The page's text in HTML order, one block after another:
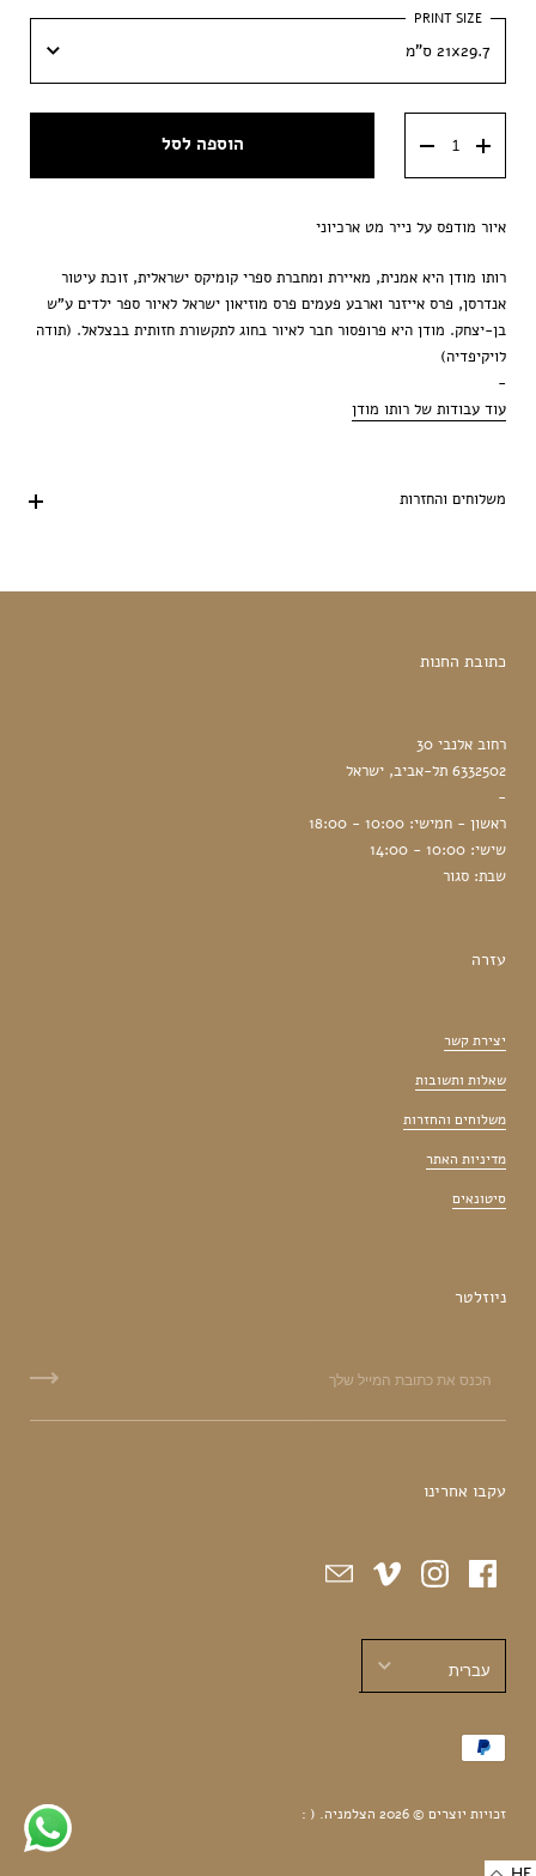
21x29.7 ס"מ
29.7x42 ס"מ הוספה לסל
איור מודפס על נייר מט ארכיוני
רותו מודן היא אמנית, מאיירת ומחברת ספרי קומיקס ישראלית, זוכת עיטור
אנדרסן, פרס אייזנר וארבע פעמים פרס מוזיאון ישראל לאיור ספר ילדים ע"ש
בן-יצחק. מודן היא פרופסור חבר לאיור בחוג לתקשורת חזותית בבצלאל. (תודה
לויקיפדיה)
-
עוד עבודות של רותו מודן
משלוחים והחזרות
כתובת החנות
רחוב אלנבי 30
6332502 תל-אביב, ישראל
-
ראשון - חמישי: 10:00 - 18:00
שישי: 10:00 - 14:00
שבת: סגור
עזרה
יצירת קשר
שאלות ותשובות
משלוחים והחזרות
מדיניות האתר
סיטונאים
ניוזלטר
עקבו אחרינו
עברית
זכויות יוצרים © 2026 הצלמניה.
( :